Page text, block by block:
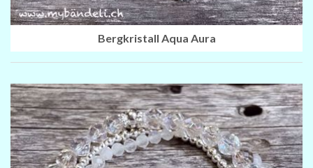
Bergkristall Aqua Aura